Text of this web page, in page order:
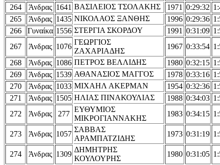
264
Άνδρας 1641 ΒΑΣΙΛΕΙΟΣ ΤΣΟΛΑΚΗΣ 1971 0:29:32
265
Άνδρας 1435 ΝΙΚΟΛΑΟΣ ΞΑΝΘΗΣ 1996 0:29:36
266
Γυναίκα 1556 ΣΤΕΡΓΙΑ ΣΚΟΡΔΟΥ 1991 0:31:09
267
Άνδρας 1076
ΓΕΩΡΓΙΟΣ
ΖΑΧΑΡΙΑΔΗΣ
1967 0:33:54
268
Άνδρας 1086 ΠΕΤΡΟΣ ΒΕΛΛΙΔΗΣ 1980 0:32:15
269
Άνδρας 1539 ΑΘΑΝΑΣΙΟΣ ΜΑΓΓΟΣ 1978 0:33:16
270
Άνδρας 1033 ΜΙΧΑΗΛ ΑΚΕΡΜΑΝ 1954 0:32:36
271
Άνδρας 1505 ΗΛΙΑΣ ΠΙΝΑΚΟΥΛΙΑΣ 1988 0:34:03
272
Άνδρας 277
ΕΥΘΥΜΙΟΣ
ΜΙΚΡΟΓΙΑΝΝΑΚΗΣ
1983 0:34:15
273 Άνδρας 1057
ΣΑΒΒΑΣ
ΑΡΑΜΠΑΤΖΙΔΗΣ
1973 0:31:19
274 Άνδρας 1309
ΔΗΜΗΤΡΗΣ
ΚΟΥΛΟΥΡΗΣ
1980 0:31:05